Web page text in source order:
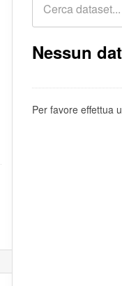
Nessun
Per favore effettua